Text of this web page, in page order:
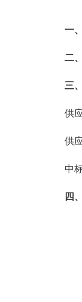
一
二
三
供
供
中
四